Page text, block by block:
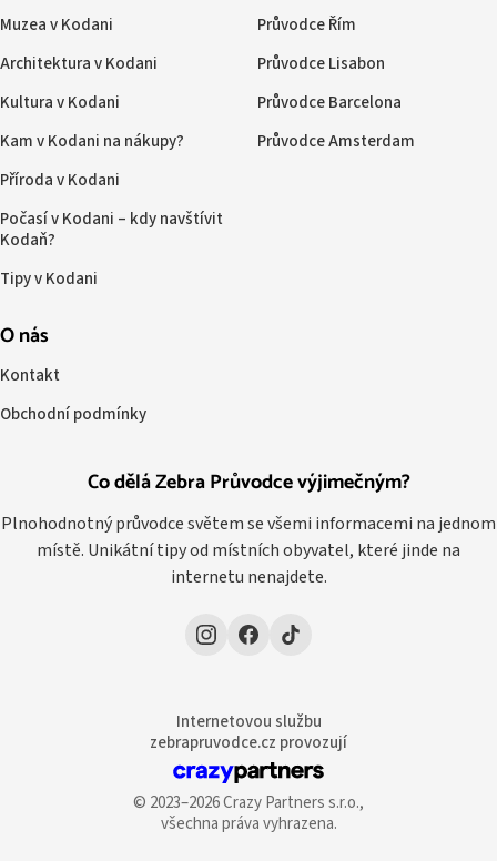
Co dělá Zebra Průvodce výjimečným?
Plnohodnotný průvodce světem se všemi informacemi na jednom
místě. Unikátní tipy od místních obyvatel, které jinde na
internetu nenajdete.
Muzea v Kodani
Architektura v Kodani
Kultura v Kodani
Kam v Kodani na nákupy?
Příroda v Kodani
Počasí v Kodani – kdy navštívit
Kodaň?
Tipy v Kodani
Průvodce Řím
Průvodce Lisabon
Průvodce Barcelona
Průvodce Amsterdam
O nás
Kontakt
Obchodní podmínky
Internetovou službu
zebrapruvodce.cz provozují
© 2023–2026 Crazy Partners s.r.o.,
všechna práva vyhrazena.